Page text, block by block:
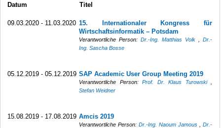
Datum Titel
09.03.2020 - 11.03.2020 15. Internationaler Kongress für
Wirtschaftsinformatik – Potsdam
Verantwortliche Person:Dr.-Ing. Matthias Volk ,Dr.-
Ing. Sascha Bosse
05.12.2019 - 05.12.2019 SAP Academic User Group Meeting 2019
Verantwortliche Person:Prof. Dr. Klaus Turowski
Stefan Weidner
15.08.2019 - 17.08.2019 Amcis 2019
Verantwortliche Person:Dr.-Ing. Naoum Jamous ,Dr.-